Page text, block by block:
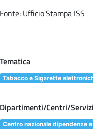
Fonte: Ufficio
Tematica
Tabacco e Sigarette
Dipartimenti/Centri/Servizi
Centro nazionale dipendenze